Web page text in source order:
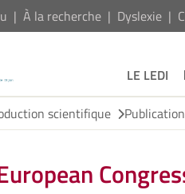
À la recherche Dyslexie
LE LEDI
scientifique